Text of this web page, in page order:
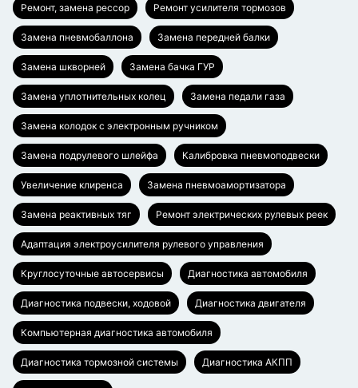
Ремонт, замена рессор Ремонт усилителя тормозов
Замена пневмобаллона Замена передней балки
Замена шкворней Замена бачка ГУР
Замена уплотнительных колец Замена педали газа
Замена колодок с электронным ручником
Замена подрулевого шлейфа Калибровка пневмоподвески
Увеличение клиренса Замена пневмоамортизатора
Замена реактивных тяг Ремонт электрических рулевых реек
Адаптация электроусилителя рулевого управления
Круглосуточные автосервисы Диагностика автомобиля
Диагностика подвески, ходовой Диагностика двигателя
Компьютерная диагностика автомобиля
Диагностика тормозной системы Диагностика АКПП